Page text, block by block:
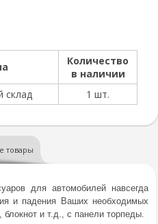
Количество
в наличии
склад
1 шт.
товары
для автомобилей навсегда
и падения Ваших необходимых
и т.д., с панели торпеды.